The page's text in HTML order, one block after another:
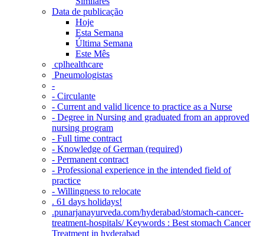
Data de publicação
Hoje
Esta Semana
Última Semana
Este Mês
‎ cplhealthcare‬
Pneumologistas
-
- Circulante
- Current and valid licence to practice as a Nurse
- Degree in Nursing and graduated from an approved
nursing program
- Full time contract
- Knowledge of German (required)
- Permanent contract
- Professional experience in the intended field of
practice
- Willingness to relocate
. 61 days holidays!
.punarjanayurveda.com/hyderabad/stomach-cancer-
treatment-hospitals/ Keywords : Best stomach Cancer
Treatment in hyderabad